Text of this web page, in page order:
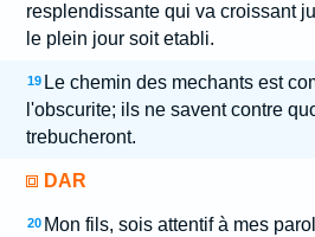
resplendissante qui va croissant
le plein jour soit etabli.
19 Le chemin des mechants est
l'obscurite; ils ne savent contre
trebucheront.
DAR
20 Mon fils, sois attentif à mes